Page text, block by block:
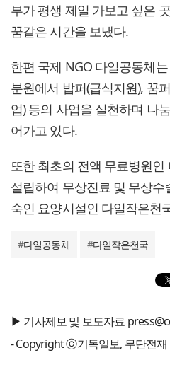
부가 평생 제일 가보고 싶은
꿈같은 시간을 보냈다.
한편 국제 NGO 다일공동체
분원에서 밥퍼(급식지원), 꿈
업) 등의 사업을 실천하며 나
어가고 있다.
또한 최초의 전액 무료병원
설립하여 무상진료 및 무상
숙인 요양시설인 다일작은천
#다일공동체 #다일작은천국
▶ 기사제보 및 보도자료
- Copyright ⓒ기독일보, 무단전재